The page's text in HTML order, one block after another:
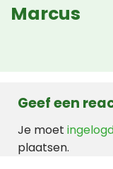
Marcus
Geef een
Je moet
plaatsen.